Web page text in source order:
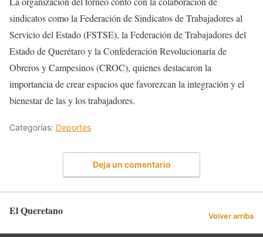
sindicatos como la Federación de Sindicatos de Trabajadores al
Servicio del Estado (FSTSE), la Federación de Trabajadores del
Estado de Querétaro y la Confederación Revolucionaria de
Obreros y Campesinos (CROC), quienes destacaron la
importancia de crear espacios que favorezcan la integración y el
bienestar de las y los trabajadores.
Categorías: Deportes
Deja un comentario
El Queretano Volver arriba